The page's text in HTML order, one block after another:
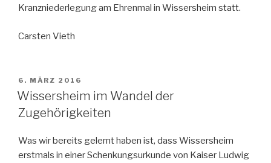
Kranzniederlegung am Ehrenmal in Wissersheim statt.
Carsten Vieth
VERÖFFENTLICHT
AM
6. MÄRZ 2016
Wissersheim im Wandel der
Zugehörigkeiten
Was wir bereits gelernt haben ist, dass Wissersheim
erstmals in einer Schenkungsurkunde von Kaiser Ludwig